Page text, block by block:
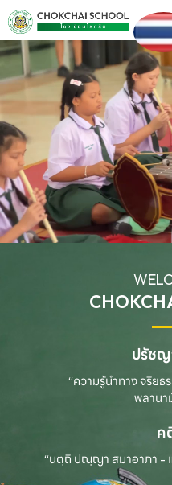
ปรัชญ
“ความรู้นำทาง จริยธ
พลาน
ค
“นตฺถิ ปณฺญา สมาอาภา -